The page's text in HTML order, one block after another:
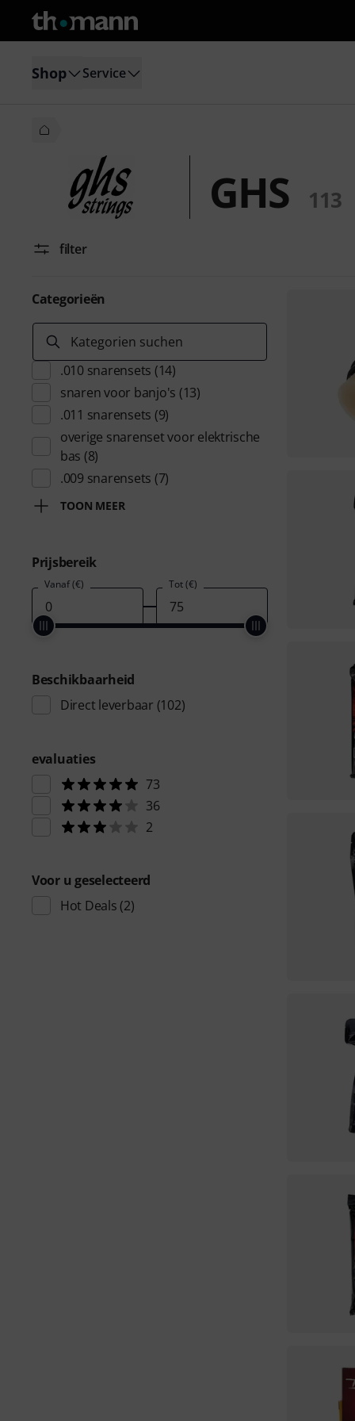
Shop Service
GHS 113
filter
Categorieën
Kategorien suchen
.010 snarensets (14)
snaren voor banjo's (13)
.011 snarensets (9)
overige snarenset voor elektrische
bas (8)
.009 snarensets (7)
TOON MEER
Prijsbereik
Vanaf (€) Tot (€)
Beschikbaarheid
Direct leverbaar (102)
evaluaties
73
36
2
Voor u geselecteerd
Hot Deals (2)